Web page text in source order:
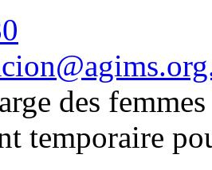
des
temporaire